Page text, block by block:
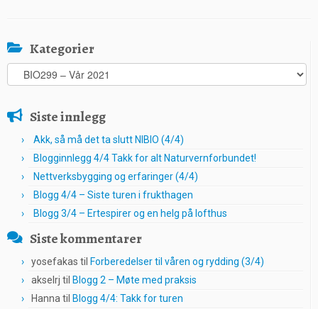
Kategorier
Kategorier
Siste innlegg
Akk, så må det ta slutt NIBIO (4/4)
Blogginnlegg 4/4 Takk for alt Naturvernforbundet!
Nettverksbygging og erfaringer (4/4)
Blogg 4/4 – Siste turen i frukthagen
Blogg 3/4 – Ertespirer og en helg på lofthus
Siste kommentarer
yosefakas til Forberedelser til våren og rydding (3/4)
akselrj til Blogg 2 – Møte med praksis
Hanna til Blogg 4/4: Takk for turen